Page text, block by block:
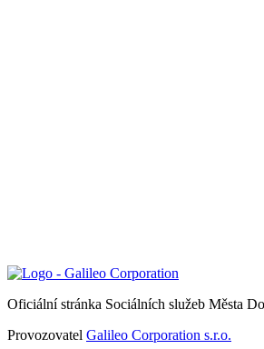
Oficiální stránka Sociálních služeb Města
Provozovatel Galileo Corporation s.r.o.